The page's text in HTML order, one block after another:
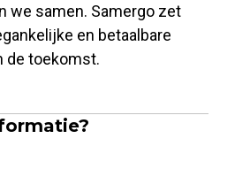
we samen. Samergo zet
en betaalbare
de toekomst.